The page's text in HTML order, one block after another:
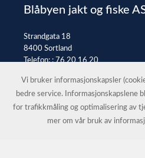
Blåbyen jakt og fiske
Strandgata 18
8400 Sortland
Telefon: :76 20 16 20
© Blåbyen jakt og fiske AS |
Vi bruker informasjonskapsler
bedre service. Informasjonskapslene
for trafikkmåling og optimalisering av
mer om vår bruk av